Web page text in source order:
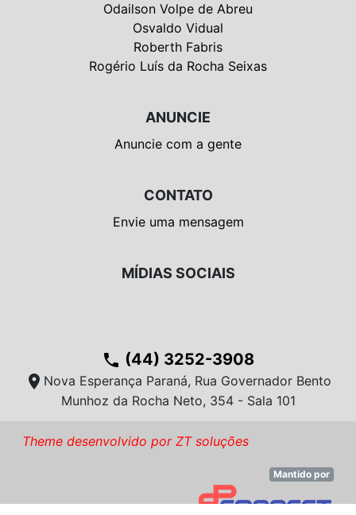
Odailson Volpe de Abreu
Osvaldo Vidual
Roberth Fabris
Rogério Luís da Rocha Seixas
ANUNCIE
Anuncie com a gente
CONTATO
Envie uma mensagem
MÍDIAS SOCIAIS
phone (44) 3252-3908
location_on Nova Esperança Paraná, Rua Governador Bento
Munhoz da Rocha Neto, 354 - Sala 101
Theme desenvolvido por ZT soluções
Mantido por